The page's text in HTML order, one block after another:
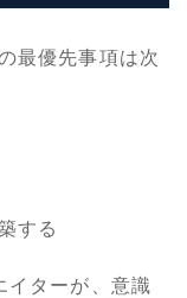
最優先事項は次
する
イターが、意識